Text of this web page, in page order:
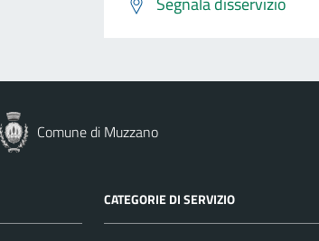
Comune di Muzzano
CATEGORIE DI SERVIZIO